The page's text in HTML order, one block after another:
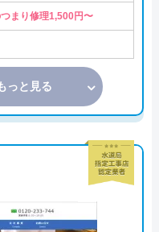
つまり修理1,500円〜
っと見る